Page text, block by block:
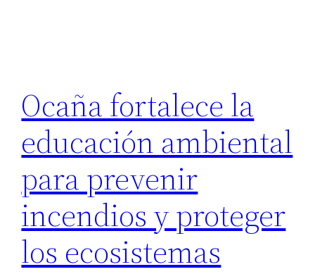
Ocaña fortalece la
educación ambiental
para prevenir
incendios y proteger
los ecosistemas